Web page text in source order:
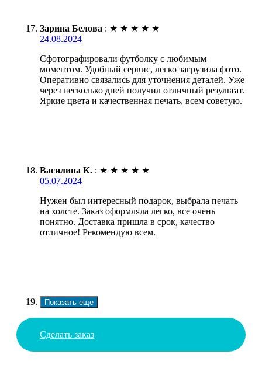
Зарина Белова : ★ ★ ★ ★ ★
24.08.2024
Сфотографировали футболку с любимым
моментом. Удобный сервис, легко загрузила фото.
Оперативно связались для уточнения деталей. Уже
через несколько дней получил отличный результат.
Яркие цвета и качественная печать, всем советую.
Василина К. : ★ ★ ★ ★ ★
05.07.2024
Нужен был интересный подарок, выбрала печать
на холсте. Заказ оформляла легко, все очень
понятно. Доставка пришла в срок, качество
отличное! Рекомендую всем.
Показать еще
Сделать заказ